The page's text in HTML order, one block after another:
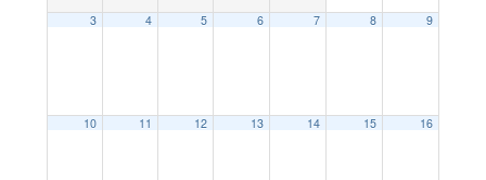
3 4 5 6 7 8 9
10 11 12 13 14 15 16